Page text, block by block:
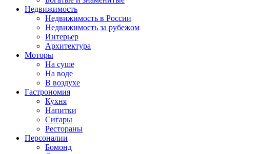
Недвижимость
Недвижимость в России
Недвижимость за рубежом
Интерьер
Архитектура
Моторы
На суше
На воде
В воздухе
Гастрономия
Кухня
Напитки
Сигары
Рестораны
Персоналии
Бомонд